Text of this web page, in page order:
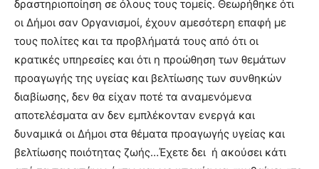
δραστηριοποίηση σε όλους τους τομείς. Θεωρήθηκε ότι
οι Δήμοι σαν Οργανισμοί, έχουν αμεσότερη επαφή με
τους πολίτες και τα προβλήματά τους από ότι οι
κρατικές υπηρεσίες και ότι η προώθηση των θεμάτων
προαγωγής της υγείας και βελτίωσης των συνθηκών
διαβίωσης, δεν θα είχαν ποτέ τα αναμενόμενα
αποτελέσματα αν δεν εμπλέκονταν ενεργά και
δυναμικά οι Δήμοι στα θέματα προαγωγής υγείας και
βελτίωσης ποιότητας ζωής…Έχετε δει ή ακούσει κάτι